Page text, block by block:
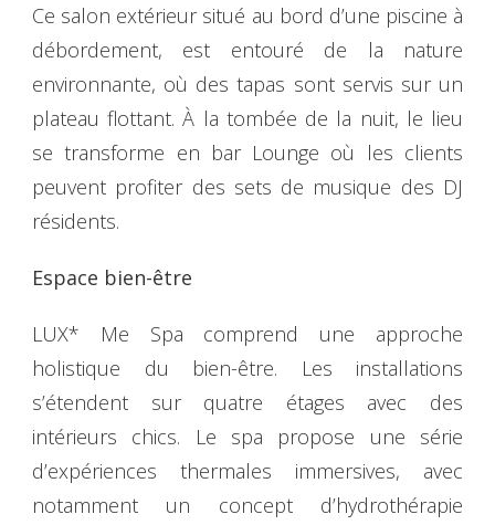
Ce salon extérieur situé au bord d’une piscine à
débordement, est entouré de la nature
environnante, où des tapas sont servis sur un
plateau flottant. À la tombée de la nuit, le lieu
se transforme en bar Lounge où les clients
peuvent profiter des sets de musique des DJ
résidents.
Espace bien-être
LUX* Me Spa comprend une approche
holistique du bien-être. Les installations
s’étendent sur quatre étages avec des
intérieurs chics. Le spa propose une série
d’expériences thermales immersives, avec
notamment un concept d’hydrothérapie